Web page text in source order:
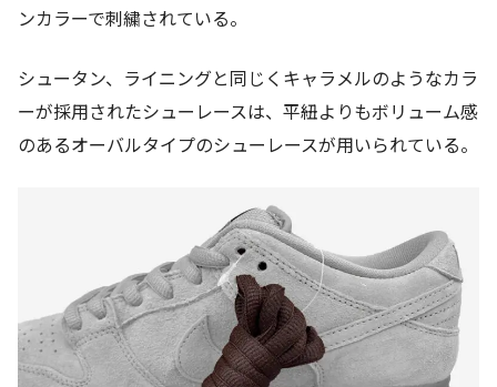
ンカラーで刺繍されている。
シュータン、ライニングと同じくキャラメルのようなカラ
ーが採用されたシューレースは、平紐よりもボリューム感
のあるオーバルタイプのシューレースが用いられている。